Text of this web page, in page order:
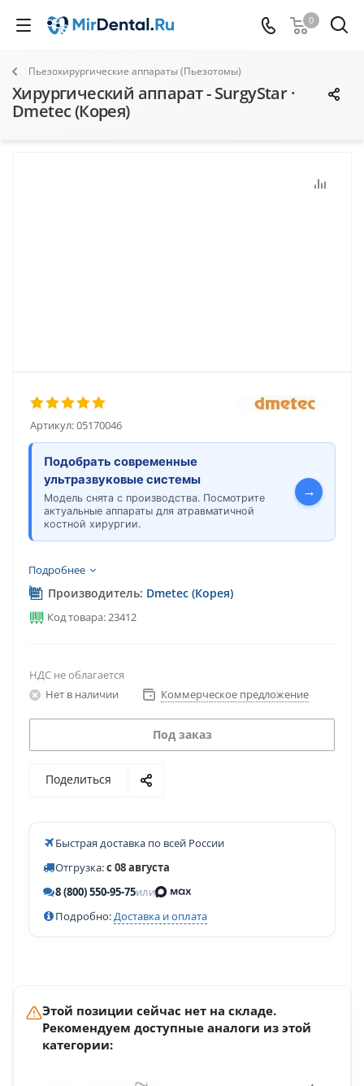
0
Пьезохирургические аппараты (Пьезотомы)
Хирургический аппарат - SurgyStar ·
Dmetec (Корея)
Артикул:05170046
Подобрать современные
ультразвуковые системы
Модель снята с производства. Посмотрите
актуальные аппараты для атравматичной
костной хирургии.
→
Подробнее
Производитель: Dmetec (Корея)
Код товара: 23412
НДС не облагается
Нет в наличии
Коммерческое предложение
Под заказ
Поделиться
Быстрая доставка по всей России
Отгрузка:с 08 августа
8 (800) 550-95-75или
Подробно:Доставка и оплата
Этой позиции сейчас нет на складе.
Рекомендуем доступные аналоги из этой
категории: